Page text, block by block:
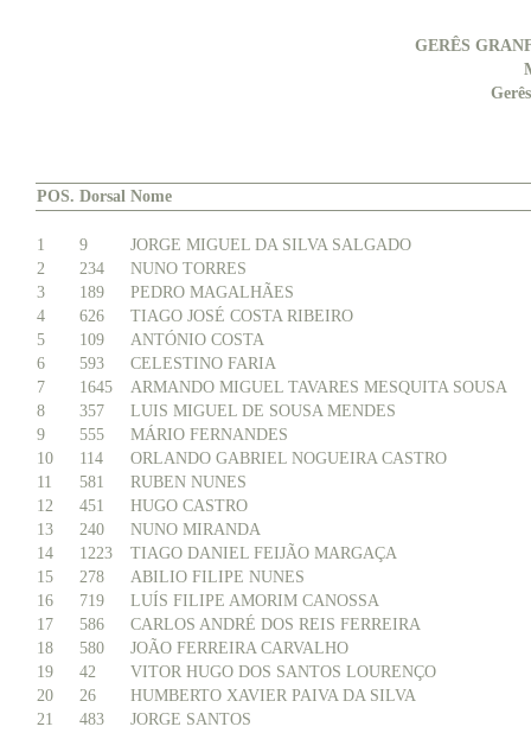
GERÊS
POS. Dorsal Nome
1 9
JORGE MIGUEL DA SILVA SALGADO
2
234
NUNO TORRES
3
189
PEDRO MAGALHÃES
4
626
TIAGO JOSÉ COSTA RIBEIRO
5
109
ANTÓNIO COSTA
6
593
CELESTINO FARIA
7
1645
ARMANDO MIGUEL TAVARES MESQUITA SOUSA
8
357
LUIS MIGUEL DE SOUSA MENDES
9
555
MÁRIO FERNANDES
10
114
ORLANDO GABRIEL NOGUEIRA CASTRO
11
581
RUBEN NUNES
12
451
HUGO CASTRO
13
240
NUNO MIRANDA
14
1223
TIAGO DANIEL FEIJÃO MARGAÇA
15
278
ABILIO FILIPE NUNES
16
719
LUÍS FILIPE AMORIM CANOSSA
17
586
CARLOS ANDRÉ DOS REIS FERREIRA
18
580
JOÃO FERREIRA CARVALHO
19
42
VITOR HUGO DOS SANTOS LOURENÇO
20
26
HUMBERTO XAVIER PAIVA DA SILVA
21
483
JORGE SANTOS